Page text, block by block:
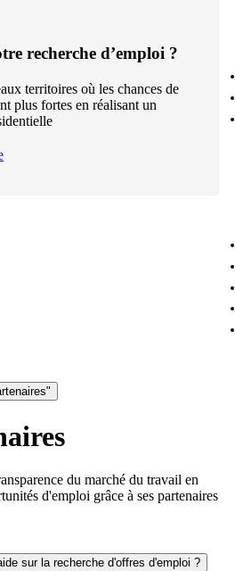
recherche d’emploi ?
territoires où les chances de
plus fortes en réalisant un
du marché du travail en
d'emploi grâce à ses partenaires
sur la recherche d'offres d'emploi ?